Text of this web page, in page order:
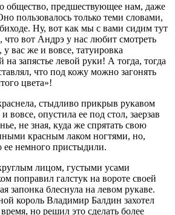
общество, предшествующее нам, даже
пользовалось только теми словами,
Ну, вот как мы с вами сидим тут
что вот Андрэ у нас любит смотреть
вас же и вовсе, татуировка
на запястье левой руки! А тогда, тогда
что под кожу можно загонять
цвета»!
стыдливо прикрыв рукавом
вовсе, опустила ее под стол, заерзав
не зная, куда же спрятать свою
красным лаком ногтями, но,
ее немного пристыдили.
лицом, густыми усами
поправил галстук на вороте своей
запонка блеснула на левом рукаве.
король Владимир Балдин захотел
но решил это сделать более